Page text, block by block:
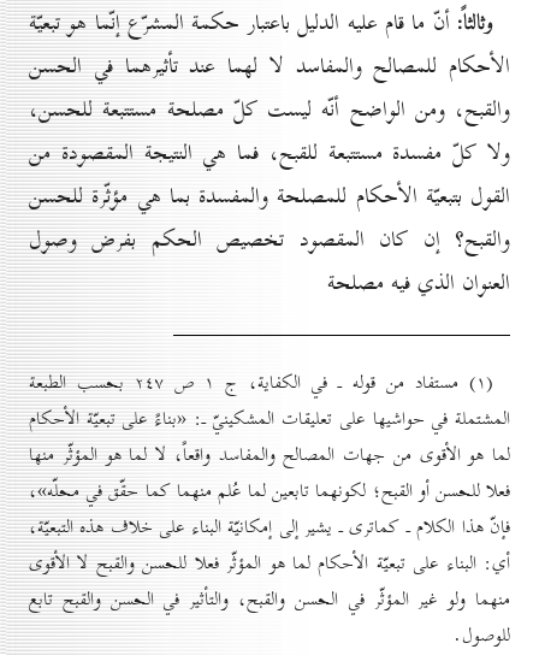
وثالثاً: أنّ ما قام عليه الدليل باعتبار حكمة المشرّع إنّما هو تبعيّة
الأحكام للمصالح والمفاسد لا لهما عند تأثيرهما في الحسن
والقبح، ومن الواضح أنّه ليست كلّ مصلحة مستتبعة للحسن،
ولا كلّ مفسدة مستتبعة للقبح، فما هي النتيجة المقصودة من
القول بتبعيّة الأحكام للمصلحة والمفسدة بما هي مؤثّرة للحسن
والقبح؟ إن كان المقصود تخصيص الحكم بفرض وصول
العنوان الذي فيه مصلحة
(۱) مستفاد من قوله ـ في الكفاية، ج ۱ ص ۲٤۷ بحسب الطبعة
المشتملة في حواشيها على تعليقات المشكينيّ ـ: «بناءً على تبعيّة الأحكام
لما هو الأقوى من جهات المصالح والمفاسد واقعاً، لا لما هو المؤثّر منها
فعلا للحسن أو القبح؛ لكونهما تابعين لما عُلم منهما كما حقّق في محلّه»،
فإنّ هذا الكلام ـ كماترى ـ يشير إلى إمكانيّة البناء على خلاف هذه التبعيّة،
أي: البناء على تبعيّة الأحكام لما هو المؤثّر فعلا للحسن والقبح لا الأقوى
منهما ولو غير المؤثّر في الحسن والقبح، والتأثير في الحسن والقبح تابع
للوصول.